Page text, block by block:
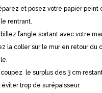
et posez votre papier peint
rentrant.
l’angle sortant avec votre
la coller sur le mur en retour du
le surplus des 3 cm
éviter trop de surépaisseur.